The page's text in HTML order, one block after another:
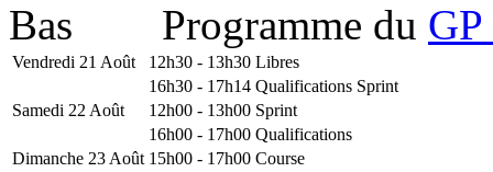
Programme du
Vendredi 21 Août 12h30 - 13h30 Libres
16h30 - 17h14 Qualifications Sprint
Samedi 22 Août
12h00 - 13h00 Sprint
16h00 - 17h00 Qualifications
Dimanche 23 Août 15h00 - 17h00 Course